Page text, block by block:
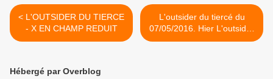
< L'OUTSIDER DU TIERCE
- X EN CHAMP REDUIT
L'outsider du tiercé du
07/05/2016. Hier L'outsider
du tiercé a donné le 5.
Hébergé par Overblog